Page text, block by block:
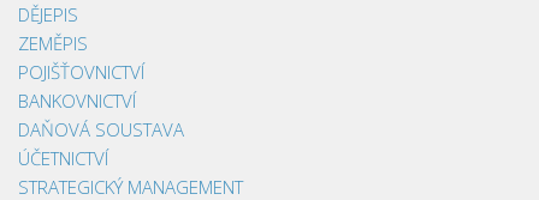
DĚJEPIS
ZEMĚPIS
POJIŠŤOVNICTVÍ
BANKOVNICTVÍ
DAŇOVÁ SOUSTAVA
ÚČETNICTVÍ
STRATEGICKÝ MANAGEMENT